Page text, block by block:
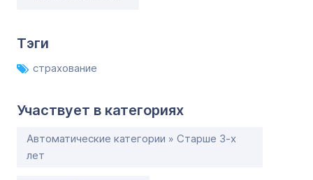
Тэги
страхование
Участвует в категориях
Автоматические категории » Старше 3-х
лет